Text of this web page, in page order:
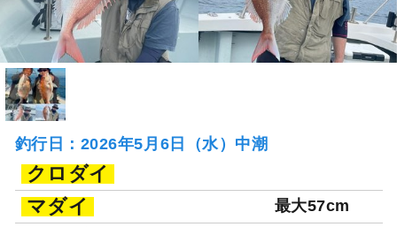
釣行日：2026年5月6日（水）中潮
クロダイ
マダイ
最大57cm